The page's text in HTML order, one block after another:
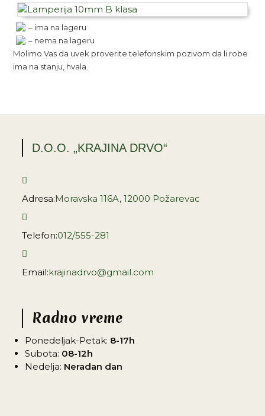
– ima na lageru
– nema na lageru
Molimo Vas da uvek proverite telefonskim pozivom da li robe
ima na stanju, hvala.
D.O.O. „KRAJINA DRVO“
Adresa:Moravska 116A, 12000 Požarevac
Telefon:012/555-281
application
Email:krajinadrvo@gmail.com
Radno vreme
Ponedeljak-Petak: 8-17h
Subota: 08-12h
Nedelja: Neradan dan